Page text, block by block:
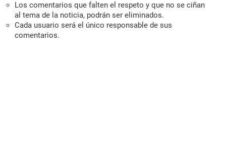
Los comentarios que falten el respeto y que no se ciñan
al tema de la noticia, podrán ser eliminados.
Cada usuario será el único responsable de sus
comentarios.